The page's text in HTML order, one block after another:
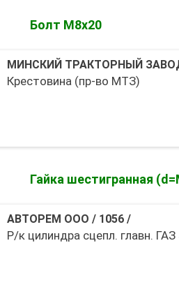
Болт М8х20
МИНСКИЙ ТРАКТОРНЫЙ
Крестовина (пр-во МТЗ)
Гайка шестигранная
АВТОРЕМ ООО / 1056/
Р/к цилиндра сцепл. главн.